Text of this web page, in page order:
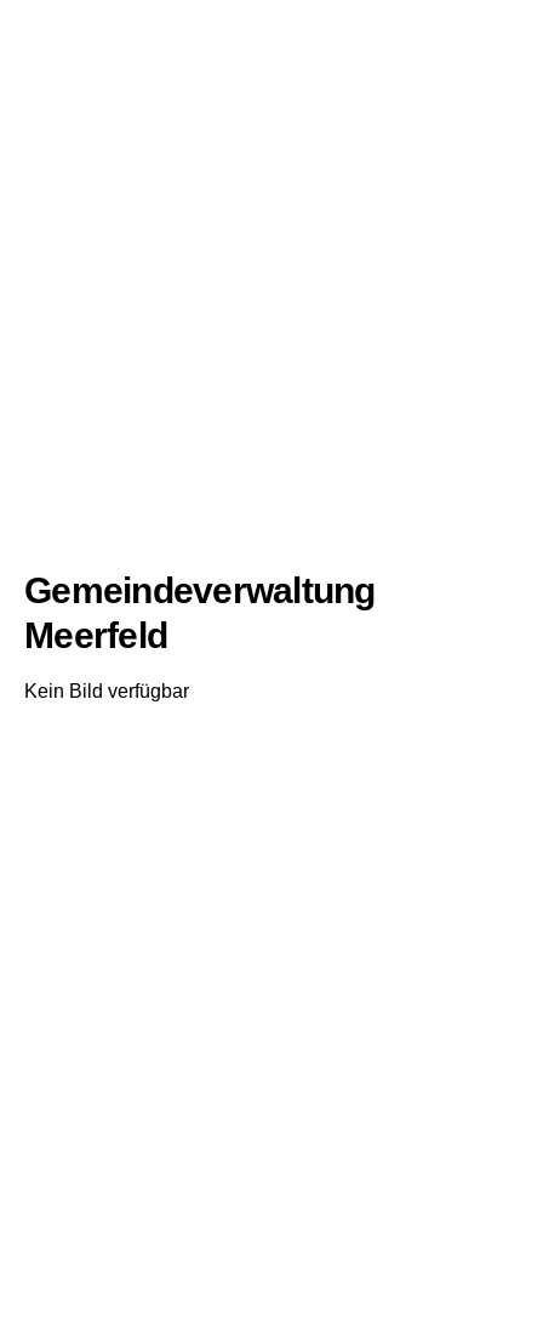
Gemeindeverwaltung
Meerfeld
Kein Bild verfügbar